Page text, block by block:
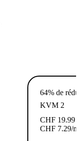
64% de
KVM 2
CHF 19.99
CHF 7.29/